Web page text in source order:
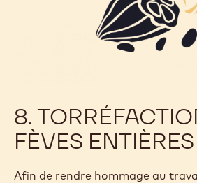
8.
FÈVES ENTIÈRES
Afin de rendre hommage au